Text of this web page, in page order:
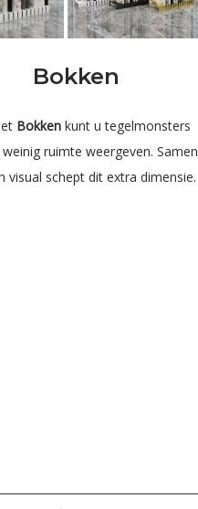
Bokken
Bokkenkunt u tegelmonsters
ruimte weergeven. Samen
visual schept dit extra dimensie.